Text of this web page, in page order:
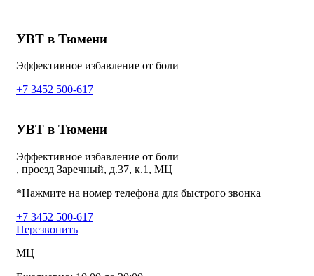
УВТ в Тюмени
Эффективное избавление от боли
+7 3452 500-617
УВТ в Тюмени
Эффективное избавление от боли
, проезд Заречный, д.37, к.1, МЦ
*Нажмите на номер телефона для быстрого звонка
+7 3452 500-617
Перезвонить
МЦ